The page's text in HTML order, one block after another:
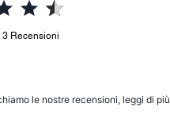
3 Recensioni
le nostre recensioni, leggi di più